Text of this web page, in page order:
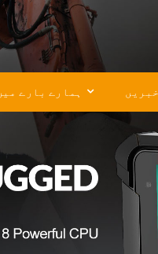
ہمارے بارے خبریں